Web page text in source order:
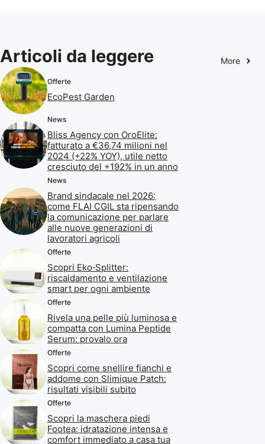
Articoli da leggere More
Offerte
EcoPest Garden
News
Bliss Agency con OroElite:
fatturato a €36,74 milioni nel
2024 (+22% YOY), utile netto
cresciuto del +192% in un anno
News
Brand sindacale nel 2026:
come FLAI CGIL sta ripensando
la comunicazione per parlare
alle nuove generazioni di
lavoratori agricoli
Offerte
Scopri Eko‑Splitter:
riscaldamento e ventilazione
smart per ogni ambiente
Offerte
Rivela una pelle più luminosa e
compatta con Lumina Peptide
Serum: provalo ora
Offerte
Scopri come snellire fianchi e
addome con Slimique Patch:
risultati visibili subito
Offerte
Scopri la maschera piedi
Footea: idratazione intensa e
comfort immediato a casa tua